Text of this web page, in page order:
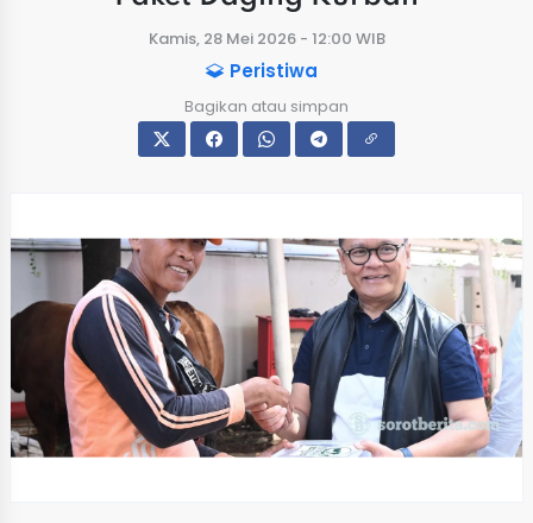
Kamis, 28 Mei 2026 - 12:00 WIB
Peristiwa
Bagikan atau simpan